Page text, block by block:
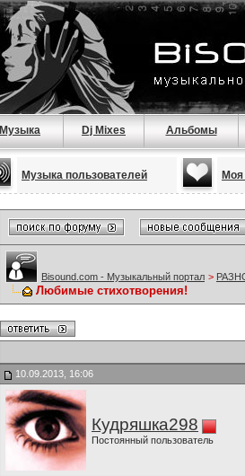
Музыка Dj Mixes Альбомы
Музыка пользователей
Bisound.com - Музыкальный портал >
Любимые стихотворения!
10.09.2013, 16:06
Кудряшка298
Постоянный пользователь